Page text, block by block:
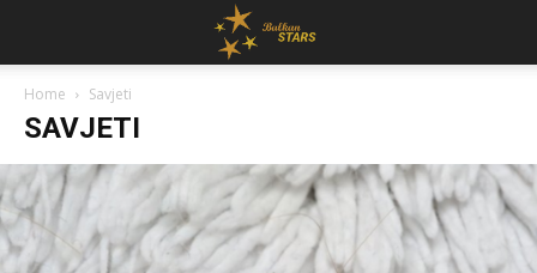
Home Savjeti
SAVJETI